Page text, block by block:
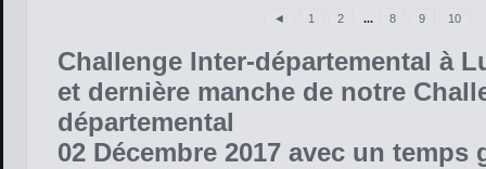
◄ 1 2 ... 8 9 10
Challenge Inter-départemental à
et dernière manche de notre
départemental
02 Décembre 2017 avec un temps